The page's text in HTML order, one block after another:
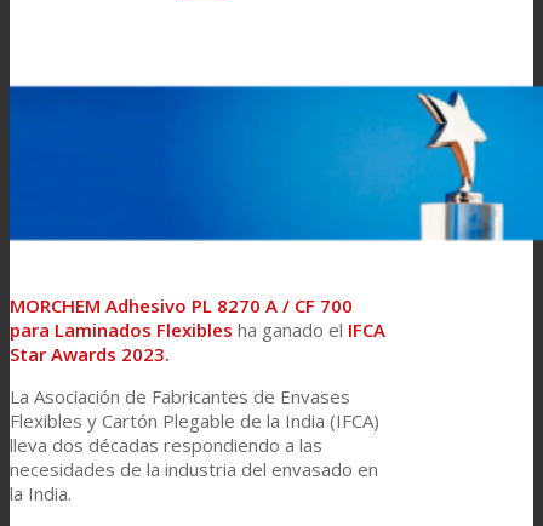
MORCHEM Adhesivo PL 8270 A / CF 700
para Laminados Flexibles ha ganado el IFCA
Star Awards 2023.
La Asociación de Fabricantes de Envases
Flexibles y Cartón Plegable de la India (IFCA)
lleva dos décadas respondiendo a las
necesidades de la industria del envasado en
la India.